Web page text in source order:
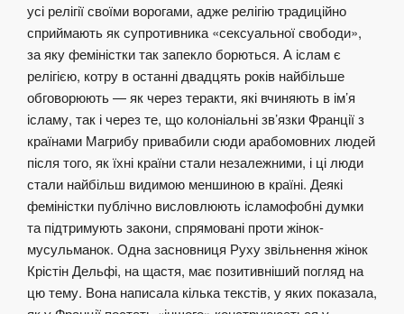
усі релігії своїми ворогами, адже релігію традиційно
сприймають як супротивника «сексуальної свободи»,
за яку феміністки так запекло борються. А іслам є
релігією, котру в останні двадцять років найбільше
обговорюють — як через теракти, які вчиняють в ім’я
ісламу, так і через те, що колоніальні зв’язки Франції з
країнами Магрибу привабили сюди арабомовних людей
після того, як їхні країни стали незалежними, і ці люди
стали найбільш видимою меншиною в країні. Деякі
феміністки публічно висловлюють ісламофобні думки
та підтримують закони, спрямовані проти жінок-
мусульманок. Одна засновниця Руху звільнення жінок
Крістін Дельфі, на щастя, має позитивніший погляд на
цю тему. Вона написала кілька текстів, у яких показала,